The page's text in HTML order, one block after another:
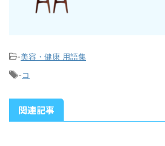
-美容・健康 用語集
-コ
関連記事